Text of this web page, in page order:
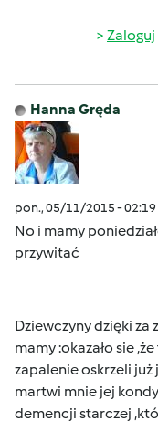
Zaloguj
Hanna Gręda
pon., 05/11/2015 - 02:19
No i mamy
przywitać
Dziewczyny dzięki
mamy :okazało sie
zapalenie oskrzeli
martwi mnie jej
demencji starczej